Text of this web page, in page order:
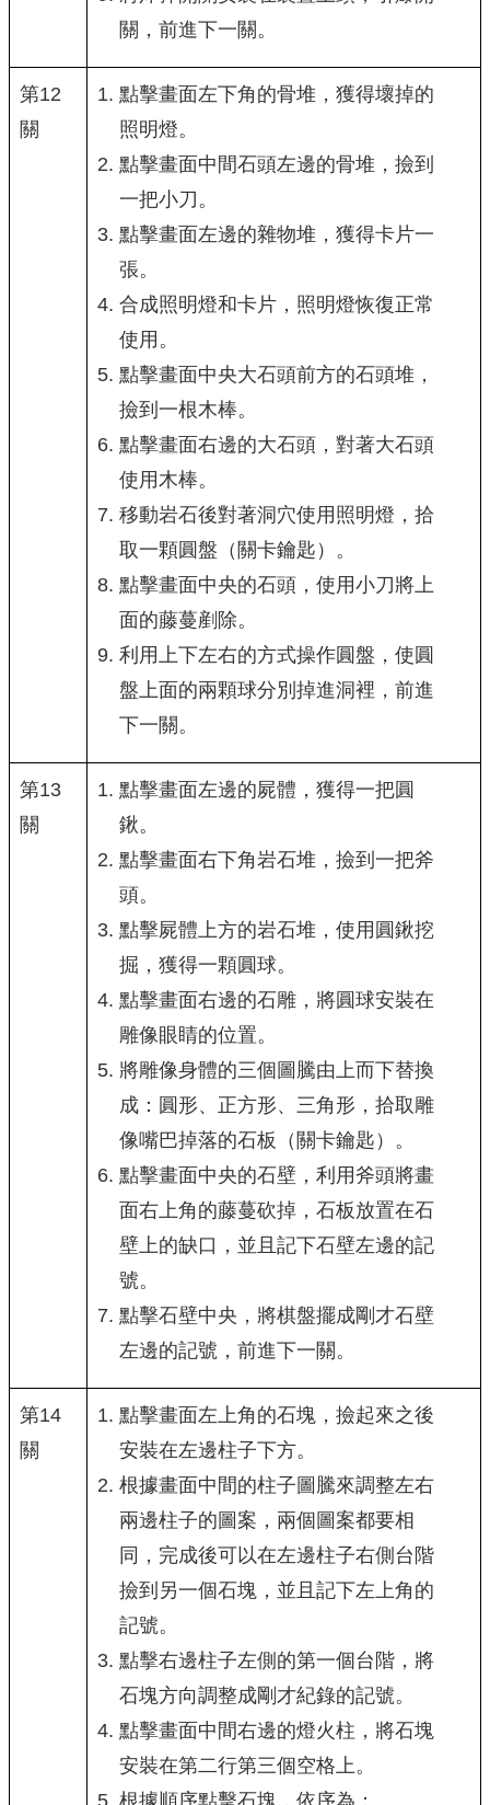
關，前進下一關。
第12
關
點擊畫面左下角的骨堆，獲得壞掉的
照明燈。
點擊畫面中間石頭左邊的骨堆，撿到
一把小刀。
點擊畫面左邊的雜物堆，獲得卡片一
張。
合成照明燈和卡片，照明燈恢復正常
使用。
點擊畫面中央大石頭前方的石頭堆，
撿到一根木棒。
點擊畫面右邊的大石頭，對著大石頭
使用木棒。
移動岩石後對著洞穴使用照明燈，拾
取一顆圓盤（關卡鑰匙）。
點擊畫面中央的石頭，使用小刀將上
面的藤蔓剷除。
利用上下左右的方式操作圓盤，使圓
盤上面的兩顆球分別掉進洞裡，前進
下一關。
第13
關
點擊畫面左邊的屍體，獲得一把圓
鍬。
點擊畫面右下角岩石堆，撿到一把斧
頭。
點擊屍體上方的岩石堆，使用圓鍬挖
掘，獲得一顆圓球。
點擊畫面右邊的石雕，將圓球安裝在
雕像眼睛的位置。
將雕像身體的三個圖騰由上而下替換
成：圓形、正方形、三角形，拾取雕
像嘴巴掉落的石板（關卡鑰匙）。
點擊畫面中央的石壁，利用斧頭將畫
面右上角的藤蔓砍掉，石板放置在石
壁上的缺口，並且記下石壁左邊的記
號。
點擊石壁中央，將棋盤擺成剛才石壁
左邊的記號，前進下一關。
第14
關
點擊畫面左上角的石塊，撿起來之後
安裝在左邊柱子下方。
根據畫面中間的柱子圖騰來調整左右
兩邊柱子的圖案，兩個圖案都要相
同，完成後可以在左邊柱子右側台階
撿到另一個石塊，並且記下左上角的
記號。
點擊右邊柱子左側的第一個台階，將
石塊方向調整成剛才紀錄的記號。
點擊畫面中間右邊的燈火柱，將石塊
安裝在第二行第三個空格上。
根據順序點擊石塊，依序為：